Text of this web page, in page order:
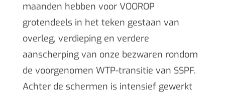
maanden hebben voor VOOROP
grotendeels in het teken gestaan van
overleg, verdieping en verdere
aanscherping van onze bezwaren rondom
de voorgenomen WTP-transitie van SSPF.
Achter de schermen is intensief gewerkt